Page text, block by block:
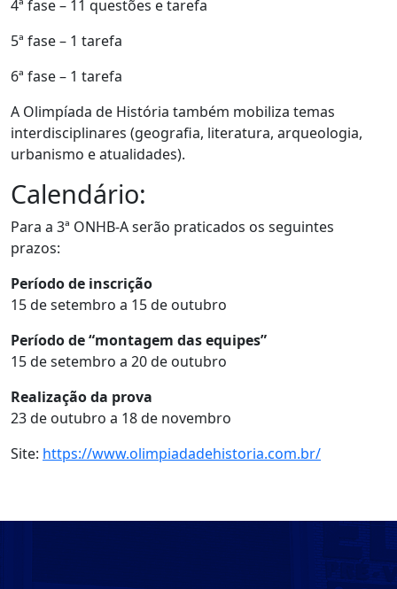
4ª fase – 11 questões e tarefa
5ª fase – 1 tarefa
6ª fase – 1 tarefa
A Olimpíada de História também mobiliza temas
interdisciplinares (geografia, literatura, arqueologia,
urbanismo e atualidades).
Calendário:
Para a 3ª ONHB-A serão praticados os seguintes
prazos:
Período de inscrição
15 de setembro a 15 de outubro
Período de “montagem das equipes”
15 de setembro a 20 de outubro
Realização da prova
23 de outubro a 18 de novembro
Site: https://www.olimpiadadehistoria.com.br/